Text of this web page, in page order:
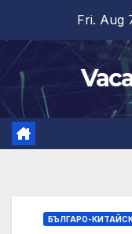
content
Fri. Aug
БЪЛГАРО-